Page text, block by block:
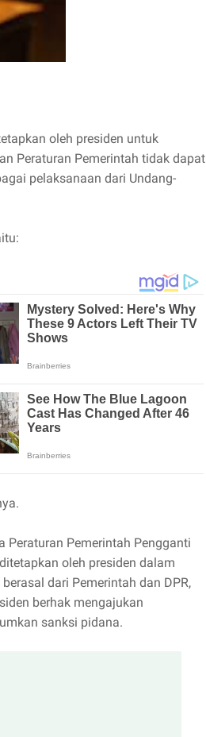
oleh presiden untuk
Peraturan Pemerintah tidak dapat
pelaksanaan dari Undang-
Pemerintah Pengganti
oleh presiden dalam
dari Pemerintah dan DPR,
berhak mengajukan
sanksi pidana.